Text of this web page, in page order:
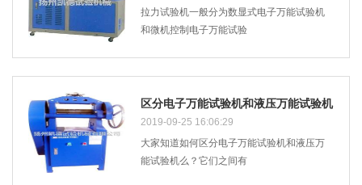
拉力试验机一般分为数显式电子万能试验机
和微机控制电子万能试验
区分电子万能试验机和液压万能试验机
2019-09-25 16:06:29
大家知道如何区分电子万能试验机和液压万
能试验机么？它们之间有